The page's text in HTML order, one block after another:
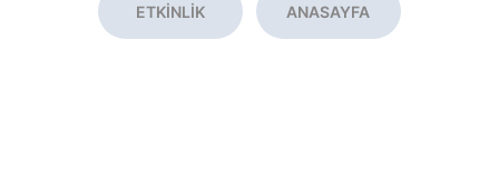
ANASAYFA
ETKİNLİK